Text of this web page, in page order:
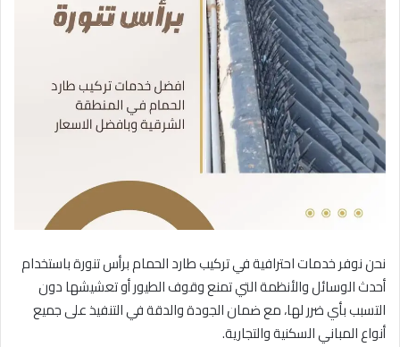
نحن نوفر خدمات احترافية في تركيب طارد الحمام برأس تنورة باستخدام
أحدث الوسائل والأنظمة التي تمنع وقوف الطيور أو تعشيشها دون
التسبب بأي ضرر لها، مع ضمان الجودة والدقة في التنفيذ على جميع
أنواع المباني السكنية والتجارية.